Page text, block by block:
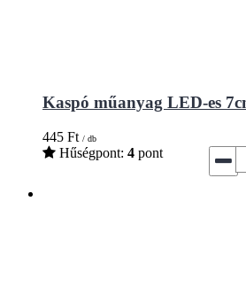
Kaspó műanyag LED-es
445 Ft / db
Hűségpont: 4 pont